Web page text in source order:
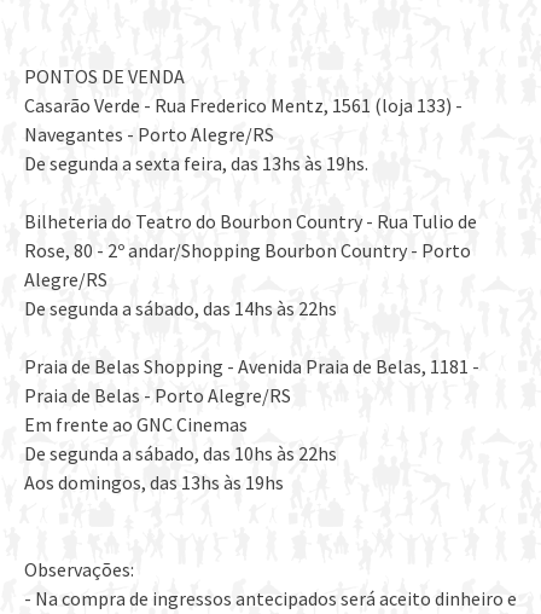
PONTOS DE VENDA
Casarão Verde - Rua Frederico Mentz, 1561 (loja 133) -
Navegantes - Porto Alegre/RS
De segunda a sexta feira, das 13hs às 19hs.
Bilheteria do Teatro do Bourbon Country - Rua Tulio de
Rose, 80 - 2º andar/Shopping Bourbon Country - Porto
Alegre/RS
De segunda a sábado, das 14hs às 22hs
Praia de Belas Shopping - Avenida Praia de Belas, 1181 -
Praia de Belas - Porto Alegre/RS
Em frente ao GNC Cinemas
De segunda a sábado, das 10hs às 22hs
Aos domingos, das 13hs às 19hs
Observações:
- Na compra de ingressos antecipados será aceito dinheiro e